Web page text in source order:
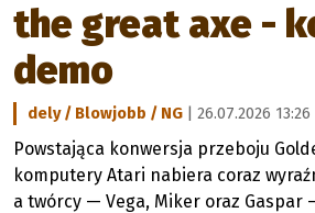
the great axe -
demo
dely / Blowjobb / NG | 26.07.2026 13:26
Powstająca konwersja przeboju
komputery Atari nabiera coraz
a twórcy — Vega, Miker oraz Gaspar